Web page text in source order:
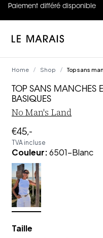
Paiement différé disponible
4.8 sur5 (42 Avis
Le Marais
Home / Shop /
TOP SANS MANCHES
BASIQUES
No Man's Land
€45,-
TVA incluse
Couleur:6501-Blanc
Taille